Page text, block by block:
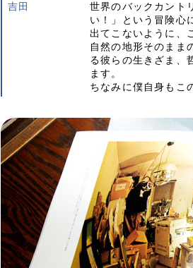
吉田
世界のバックカント
い！」という冒険心
出てこないように、
自然の地形そのまま
る彼らの生きざま、
ます。
ちなみに僕自身もこ